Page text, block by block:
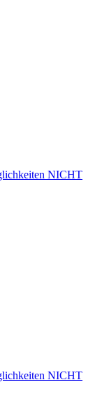
NICHT
NICHT